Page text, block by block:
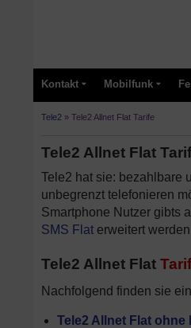
Kontakt Mobilfunk
Tele2 » Tele2 Allnet Flat Tarife
Tele2 Allnet Flat
Tele2 hat sie: bezahlbare
unbegrenzt telefonieren
Smartphone Nutzer gibts
SMS Flat erweitert
Tele2 Allnet Flat
Nachfolgend finden sie
Tele2 Allnet Flat ohne